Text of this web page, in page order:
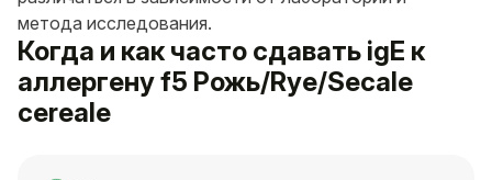
метода исследования.
Когда и как часто сдавать igE к
аллергену f5 Рожь/Rye/Secale
cereale